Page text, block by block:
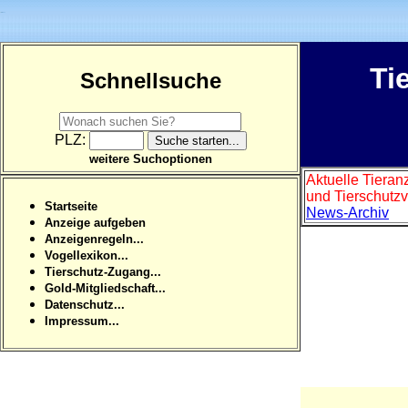
Schnellsuche
PLZ:
weitere Suchoptionen
Startseite
Anzeige aufgeben
Anzeigenregeln...
Vogellexikon...
Tierschutz-Zugang...
Gold-Mitgliedschaft...
Datenschutz...
Impressum...
Aktuelle
und
News-Archiv